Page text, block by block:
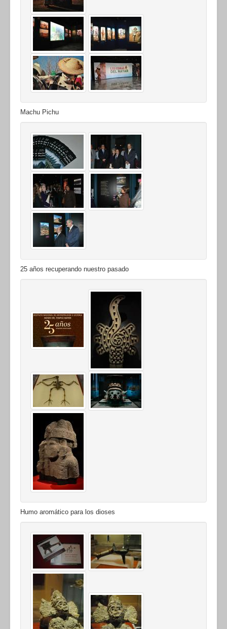
Machu Pichu
25 años recuperando nuestro pasado
Humo aromático para los dioses